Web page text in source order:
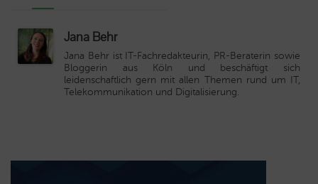
Jana Behr
Jana Behr ist IT-Fachredakteurin, PR-Beraterin sowie
Bloggerin aus Köln und beschäftigt sich
leidenschaftlich gern mit allen Themen rund um IT,
Telekommunikation und Digitalisierung.